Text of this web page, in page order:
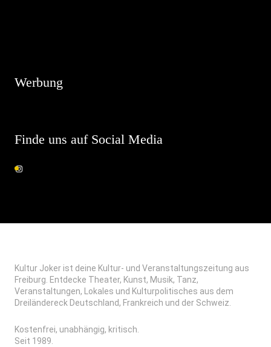
Werbung
Finde uns auf Social Media
Kultur Joker ist deine Kultur- und Veranstaltungszeitung aus
Freiburg. Entdecke Theater, Kunst, Musik, Tanz,
Veranstaltungen, Lokales und Kulturpolitisches aus dem
Dreiländereck Deutschland, Frankreich und der Schweiz.
Kostenfrei, unabhängig, kritisch.
Seit 1989.